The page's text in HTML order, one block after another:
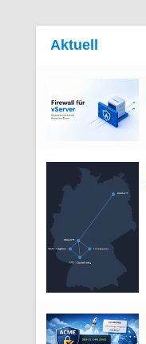
Aktuell